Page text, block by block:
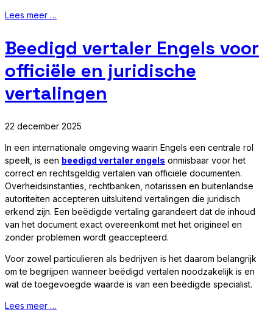
Lees meer …
Beedigd vertaler Engels voor
officiële en juridische
vertalingen
22 december 2025
In een internationale omgeving waarin Engels een centrale rol
speelt, is een beedigd vertaler engels onmisbaar voor het
correct en rechtsgeldig vertalen van officiële documenten.
Overheidsinstanties, rechtbanken, notarissen en buitenlandse
autoriteiten accepteren uitsluitend vertalingen die juridisch
erkend zijn. Een beëdigde vertaling garandeert dat de inhoud
van het document exact overeenkomt met het origineel en
zonder problemen wordt geaccepteerd.
Voor zowel particulieren als bedrijven is het daarom belangrijk
om te begrijpen wanneer beëdigd vertalen noodzakelijk is en
wat de toegevoegde waarde is van een beëdigde specialist.
Lees meer …